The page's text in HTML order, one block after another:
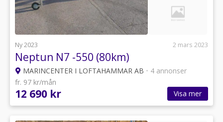
Ny 2023 2 mars 2023
Neptun N7 -550 (80km)
MARINCENTER I LOFTAHAMMAR AB • 4 annonser
fr. 97 kr/mån
12 690 kr Visa mer